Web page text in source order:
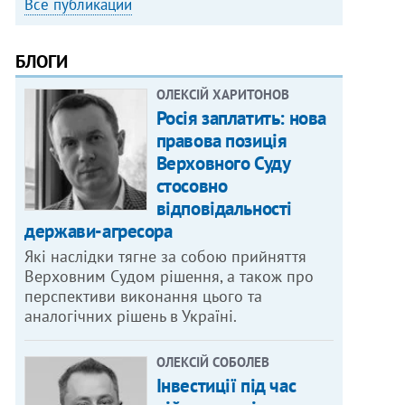
Все публикации
БЛОГИ
ОЛЕКСІЙ ХАРИТОНОВ
Росія заплатить: нова
правова позиція
Верховного Суду
стосовно
відповідальності
держави-агресора
Які наслідки тягне за собою прийняття
Верховним Судом рішення, а також про
перспективи виконання цього та
аналогічних рішень в Україні.
ОЛЕКСІЙ СОБОЛЕВ
Інвестиції під час